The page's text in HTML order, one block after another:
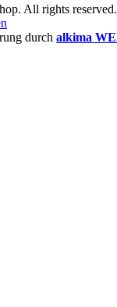
All rights reserved.
durch alkima